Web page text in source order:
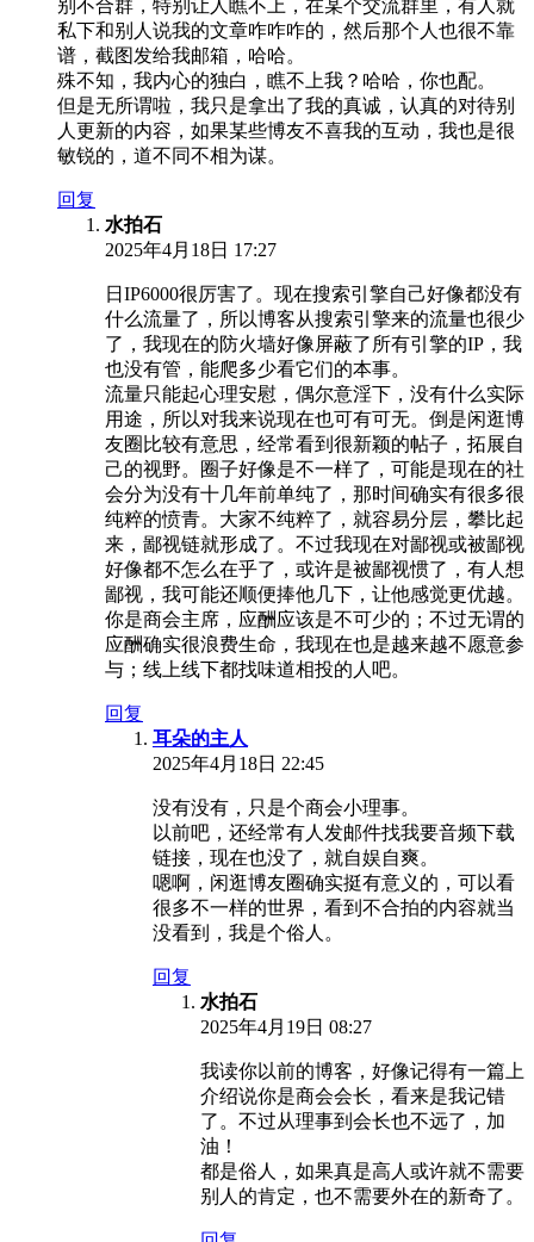
别不合群，特别让人瞧不上，在某个交流群里，有人就
私下和别人说我的文章咋咋咋的，然后那个人也很不靠
谱，截图发给我邮箱，哈哈。
殊不知，我内心的独白，瞧不上我？哈哈，你也配。
但是无所谓啦，我只是拿出了我的真诚，认真的对待别
人更新的内容，如果某些博友不喜我的互动，我也是很
敏锐的，道不同不相为谋。
回复
水拍石
2025年4月18日 17:27
日IP6000很厉害了。现在搜索引擎自己好像都没有
什么流量了，所以博客从搜索引擎来的流量也很少
了，我现在的防火墙好像屏蔽了所有引擎的IP，我
也没有管，能爬多少看它们的本事。
流量只能起心理安慰，偶尔意淫下，没有什么实际
用途，所以对我来说现在也可有可无。倒是闲逛博
友圈比较有意思，经常看到很新颖的帖子，拓展自
己的视野。圈子好像是不一样了，可能是现在的社
会分为没有十几年前单纯了，那时间确实有很多很
纯粹的愤青。大家不纯粹了，就容易分层，攀比起
来，鄙视链就形成了。不过我现在对鄙视或被鄙视
好像都不怎么在乎了，或许是被鄙视惯了，有人想
鄙视，我可能还顺便捧他几下，让他感觉更优越。
你是商会主席，应酬应该是不可少的；不过无谓的
应酬确实很浪费生命，我现在也是越来越不愿意参
与；线上线下都找味道相投的人吧。
回复
耳朵的主人
2025年4月18日 22:45
没有没有，只是个商会小理事。
以前吧，还经常有人发邮件找我要音频下载
链接，现在也没了，就自娱自爽。
嗯啊，闲逛博友圈确实挺有意义的，可以看
很多不一样的世界，看到不合拍的内容就当
没看到，我是个俗人。
回复
水拍石
2025年4月19日 08:27
我读你以前的博客，好像记得有一篇上
介绍说你是商会会长，看来是我记错
了。不过从理事到会长也不远了，加
油！
都是俗人，如果真是高人或许就不需要
别人的肯定，也不需要外在的新奇了。